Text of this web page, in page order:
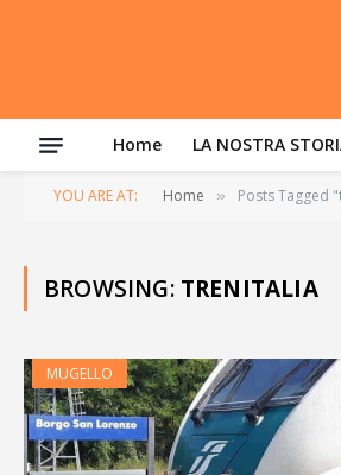
Home LA NOSTRA
YOU ARE AT: Home » Posts Tagged
BROWSING: TRENITALIA
MUGELLO